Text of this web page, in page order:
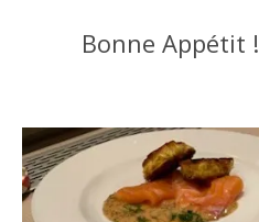
Bonne Appétit !